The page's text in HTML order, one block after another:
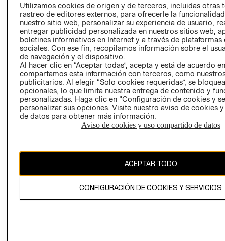
LIBRO DE
Ecuador ($)
CAMBIAR REGIÓN
propiedad de H&M Hennes & Mauritz AB.
Utilizamos cookies de origen y de terceros, incluidas otras
rastreo de editores externos, para ofrecerle la
nuestro sitio web, personalizar su experiencia de usuario,
entregar publicidad personalizada en nuestros sitios web,
boletines informativos en Internet y a través de plataformas
sociales. Con ese fin, recopilamos información sobre el
de navegación y el dispositivo.
Al hacer clic en “Aceptar todas”, acepta y está de acuerdo
compartamos esta información con terceros, como
publicitarios. Al elegir “Solo cookies requeridas”, se
opcionales, lo que limita nuestra entrega de contenido y
personalizadas. Haga clic en “Configuración de cookies y
personalizar sus opciones. Visite nuestro aviso de cookies
de datos para obtener más información.
Aviso de cookies y uso compartido de datos
ACEPTAR TODO
CONFIGURACIÓN DE COOKIES Y SERVICIOS